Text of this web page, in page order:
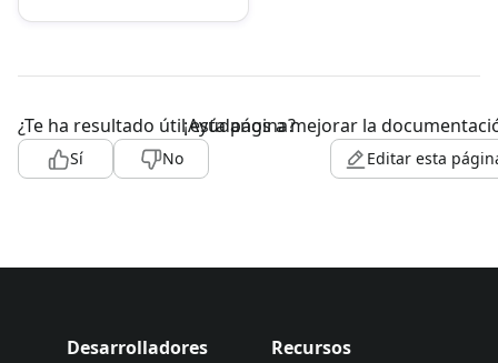
¿Te ha resultado útil esta página?
Sí No
¡Ayúdanos a mejorar la
Editar esta
Desarrolladores Recursos